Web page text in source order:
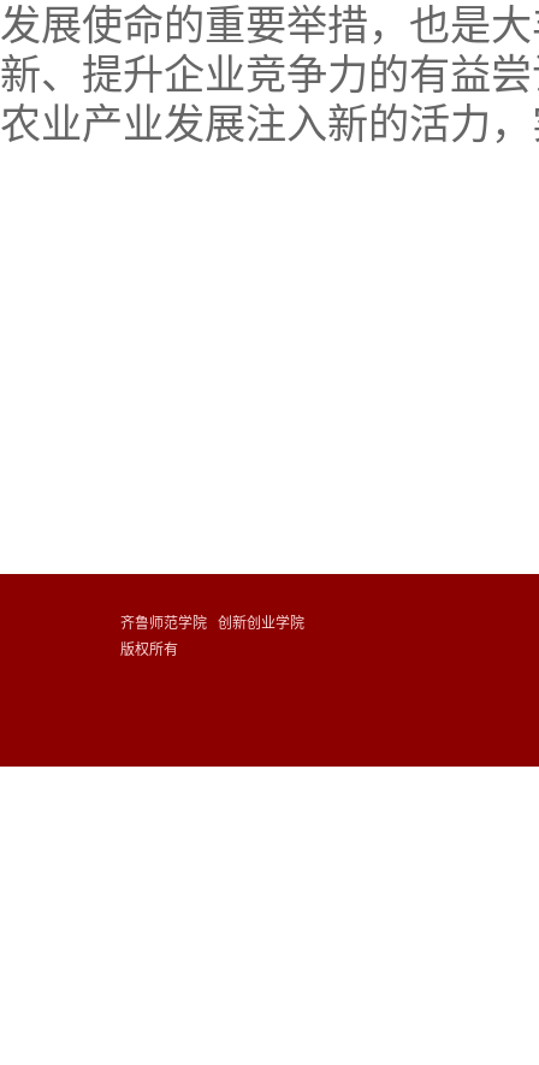
发展使命的重要举措，也是
新、提升企业竞争力的有益
农业产业发展注入新的活力
齐鲁师范学院 创新创业学院
版权所有